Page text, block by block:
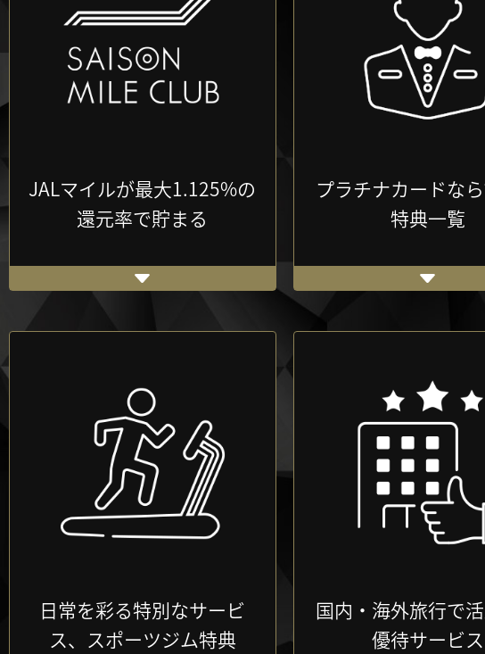
JALマイルが最大1.125%の
還元率で貯まる
プラチナカードな
特典一覧
日常を彩る特別なサービ
ス、スポーツジム特典
国内・海外旅行で
優待サービス